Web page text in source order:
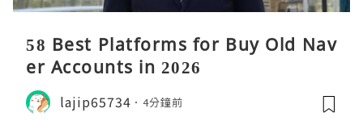
58 Best Platforms for Buy Old Nav
er Accounts in 2026
lajip65734 4分鐘前